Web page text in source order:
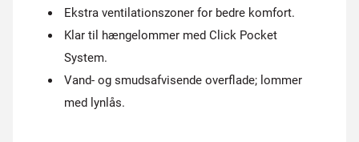
Ekstra ventilationszoner for bedre komfort.
Klar til hængelommer med Click Pocket
System.
Vand- og smudsafvisende overflade; lommer
med lynlås.